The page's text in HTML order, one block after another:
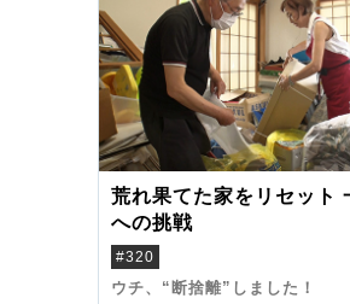
荒れ果てた家をリセット
への挑戦
#320
ウチ、“断捨離”しました！